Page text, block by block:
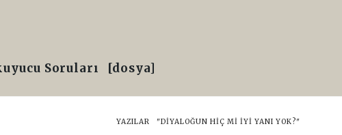
Soruları [dosya]
HOME
YAZILAR "DIYALOĞUN HIÇ MI İYI YANI YOK?"